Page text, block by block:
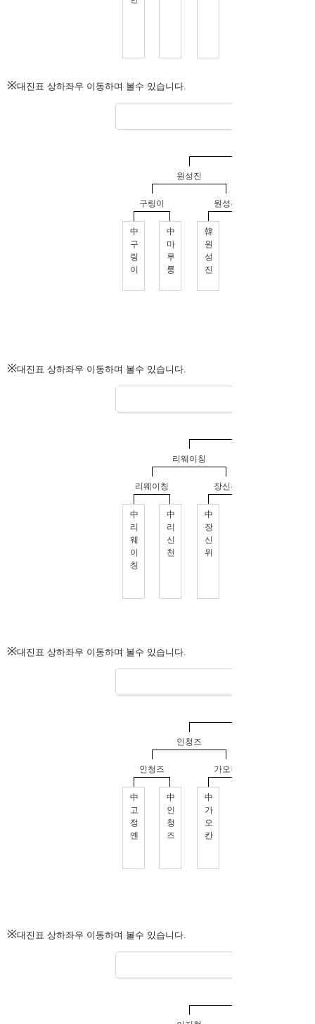
※대진표 상하좌우 이동하며 볼수 있습니다.
※대진표 상하좌우 이동하며 볼수 있습니다.
※대진표 상하좌우 이동하며 볼수 있습니다.
※대진표 상하좌우 이동하며 볼수 있습니다.